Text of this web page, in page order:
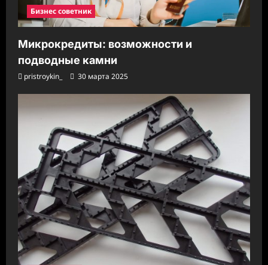
Бизнес советник
Микрокредиты: возможности и
подводные камни
pristroykin_ 30 марта 2025